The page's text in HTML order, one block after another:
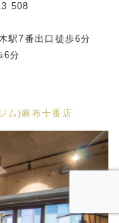
508
駅7番出口徒歩6分
6分
ム)麻布十番店